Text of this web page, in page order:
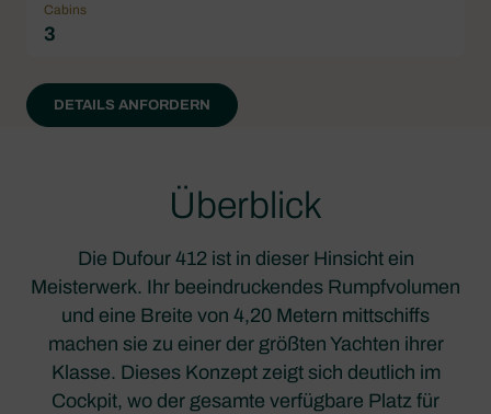
Cabins
3
DETAILS ANFORDERN
Überblick
Die Dufour 412 ist in dieser Hinsicht ein
Meisterwerk. Ihr beeindruckendes Rumpfvolumen
und eine Breite von 4,20 Metern mittschiffs
machen sie zu einer der größten Yachten ihrer
Klasse. Dieses Konzept zeigt sich deutlich im
Cockpit, wo der gesamte verfügbare Platz für